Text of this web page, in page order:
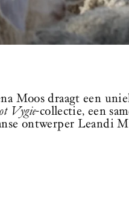
Moos draagt ​​een
Vygie-collectie, een
ontwerper Leandi